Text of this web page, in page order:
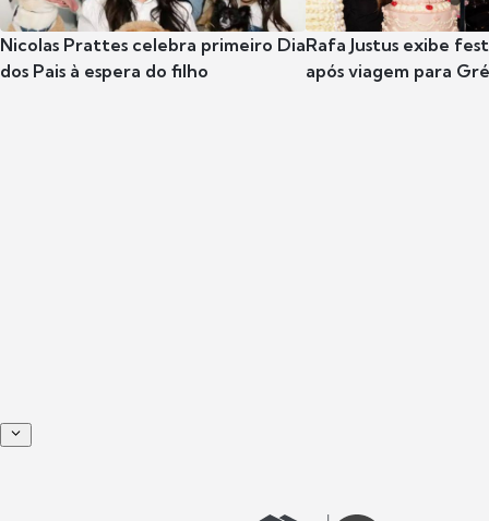
Nicolas Prattes celebra primeiro Dia
dos Pais à espera do filho
Rafa Justus exibe
após viagem para